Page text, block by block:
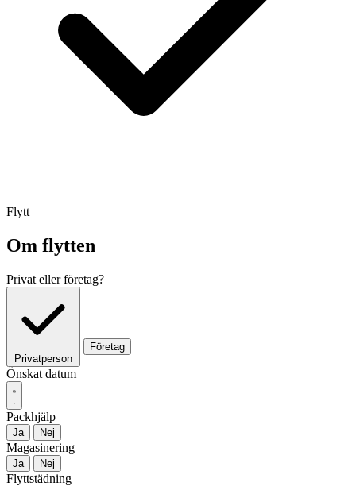
Flytt
Om flytten
Privat eller företag?
Privatperson
Företag
Önskat datum
Packhjälp
Ja Nej
Magasinering
Ja Nej
Flyttstädning